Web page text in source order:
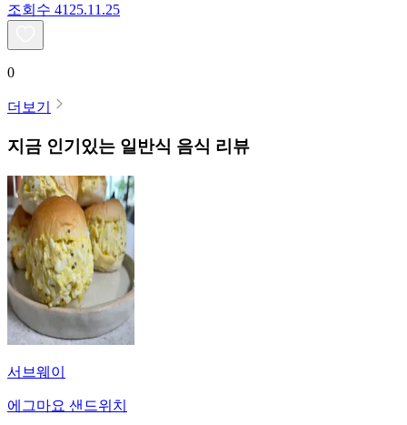
조회수 41 25.11.25
0
더보기
지금 인기있는 일반식 음식 리뷰
서브웨이
에그마요 샌드위치